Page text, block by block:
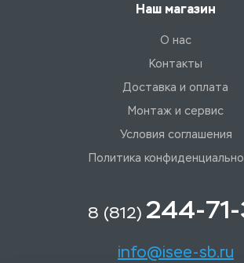
Наш магазин
О нас
Контакты
Доставка и оплата
Монтаж и сервис
Условия соглашения
Политика
8 (812) 244-71-
info@isee-sb.ru